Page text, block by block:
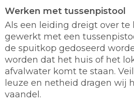
Werken met tussenpistool
Als een leiding dreigt over te
gewerkt met een
de spuitkop gedoseerd
worden dat het huis of het
afvalwater komt te staan.
leuze en netheid dragen wij
vaandel.